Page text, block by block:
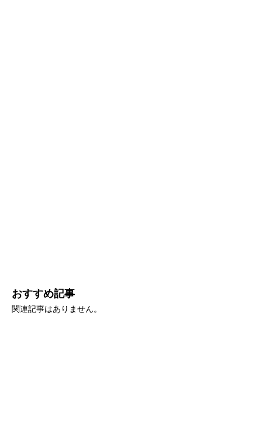
おすすめ記事
関連記事はありません。